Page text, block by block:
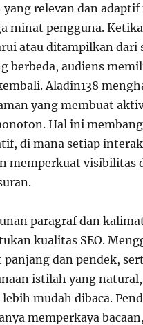
yang relevan dan
minat pengguna.
atau ditampilkan dari
berbeda, audiens
Aladin138
yang membuat
Hal ini
di mana setiap
memperkuat visibilitas
paragraf dan
kualitas SEO.
panjang dan pendek,
istilah yang
mudah dibaca.
memperkaya